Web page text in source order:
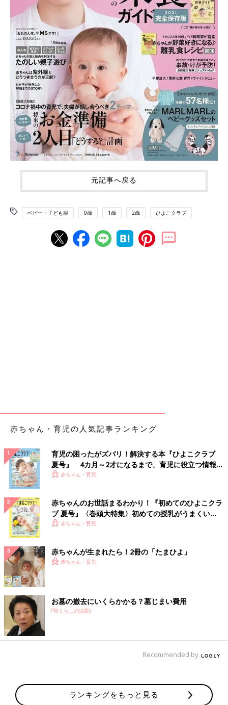
元記事へ戻る
ベビー・子ども服 0歳 1歳 2歳 ひよこクラブ
赤ちゃん・育児の人気記事ランキング
育児の困ったがズバリ！解決する本『ひよこクラブ
夏号』 4カ月～2才になるまで、育児に役立つ情報が
いっぱい！
赤ちゃん・育児
赤ちゃんのお世話まるわかり！『初めてのひよこクラ
ブ 夏号』〈巻頭大特集〉初めての授乳がうまくい
く！ おっぱい・ミルクの基本と夏のトラブル 解決テ
赤ちゃん・育児
赤ちゃんが生まれたら！2冊の「たまひよ」
赤ちゃん・育児
お墓の撤去にいくらかかる？墓じまい費用
PR(くらしの話題)
Recommended by
ランキングをもっと見る